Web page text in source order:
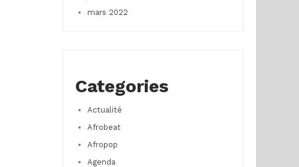
mars 2022
Categories
Actualité
Afrobeat
Afropop
Agenda